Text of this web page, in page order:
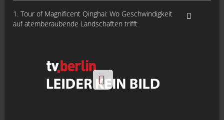
1. Tour of Magnificent Qinghai: Wo Geschwindigkeit
auf atemberaubende Landschaften trifft